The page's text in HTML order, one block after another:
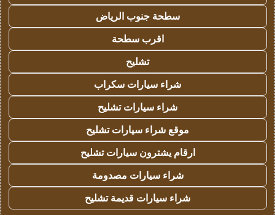
سطحة جنوب الرياض
اقرب سطحة
تشليح
شراء سيارات سكراب
شراء سيارات تشليح
موقع شراء سيارات تشليح
ارقام يشترون سيارات تشليح
شراء سيارات مصدومة
شراء سيارات قديمة تشليح